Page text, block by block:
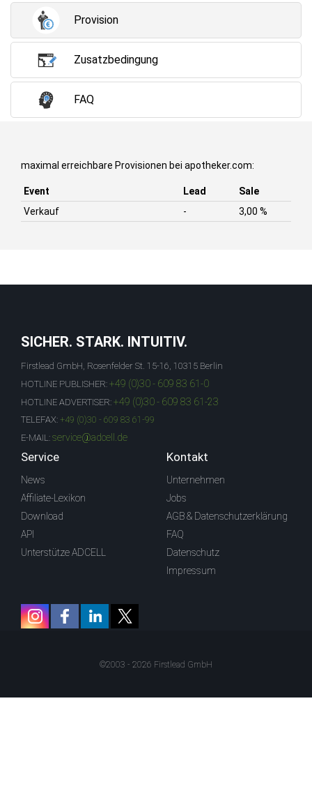
Provision
Zusatzbedingung
FAQ
maximal erreichbare Provisionen bei apotheker.com:
Event Lead
Sale
Verkauf
- 3,00 %
SICHER. STARK. INTUITIV.
Firstlead GmbH, Rosenfelder St. 15-16, 10315 Berlin
HOTLINE PUBLISHER: +49 (0)30 - 609 83 61-0
HOTLINE ADVERTISER: +49 (0)30 - 609 83 61-23
TELEFAX: +49 (0)30 - 609 83 61-99
E-MAIL: service@adcell.de
Service
News
Affiliate-Lexikon
Download
API
Unterstütze ADCELL
Kontakt
Unternehmen
Jobs
AGB & Datenschutzerklärung
FAQ
Datenschutz
Impressum
©2003 - 2026 Firstlead GmbH